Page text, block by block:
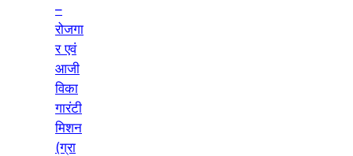
–
रोजगा
र एवं
आजी
विका
गारंटी
मिशन
(ग्रा